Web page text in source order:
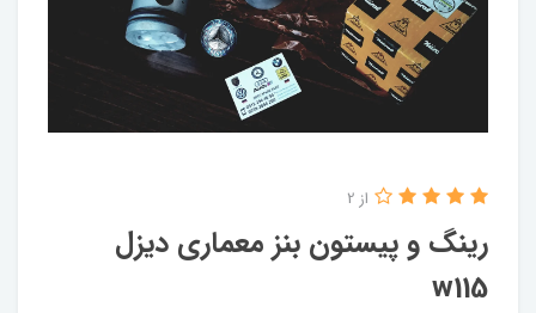
رینگ و پیستون بنز معماری دیزل
w115
از 2